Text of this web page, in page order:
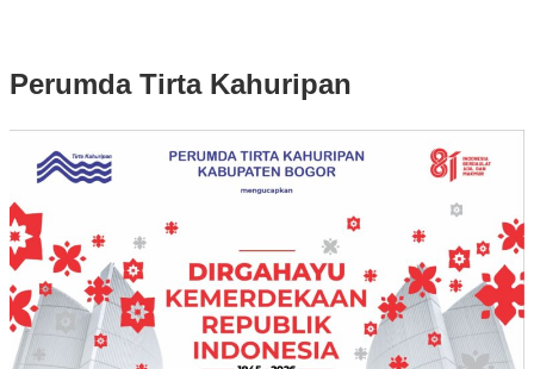
Perumda Tirta Kahuripan